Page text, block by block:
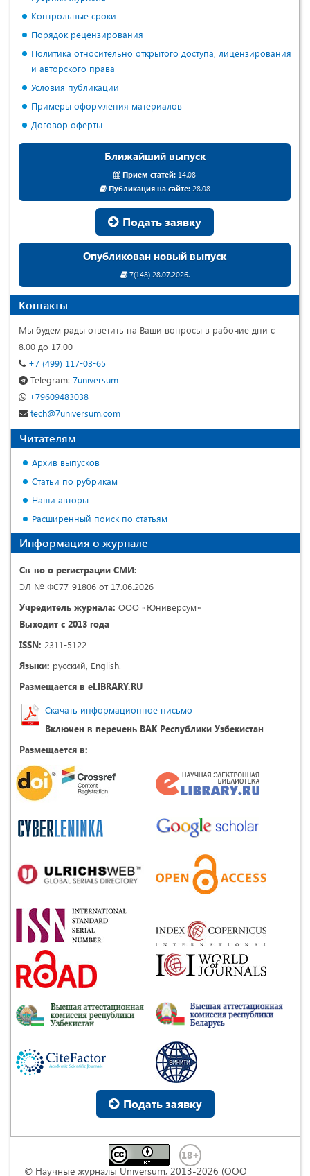
Контрольные сроки
Порядок рецензирования
Политика относительно открытого доступа, лицензирования
и авторского права
Условия публикации
Примеры оформления материалов
Договор оферты
Ближайший выпуск
Прием статей: 14.08
Публикация на сайте:28.08
Подать заявку
Опубликован новый выпуск
7(148) 28.07.2026.
Контакты
Мы будем рады ответить на Ваши вопросы в рабочие дни с
8.00 до 17.00
+7 (499) 117-03-65
Telegram: 7universum
+79609483038
tech@7universum.com
Читателям
Архив выпусков
Статьи по рубрикам
Наши авторы
Расширенный поиск по статьям
Информация о журнале
Св-во о регистрации СМИ:
ЭЛ № ФС77-91806 от 17.06.2026
Учредитель журнала: ООО «Юниверсум»
Выходит с 2013 года
ISSN: 2311-5122
Языки: русский, English.
Размещается в eLIBRARY.RU
Скачать информационное письмо
Включен в перечень ВАК Республики Узбекистан
Размещается в:
Подать заявку
© Научные журналы Universum, 2013-2026 (ООО